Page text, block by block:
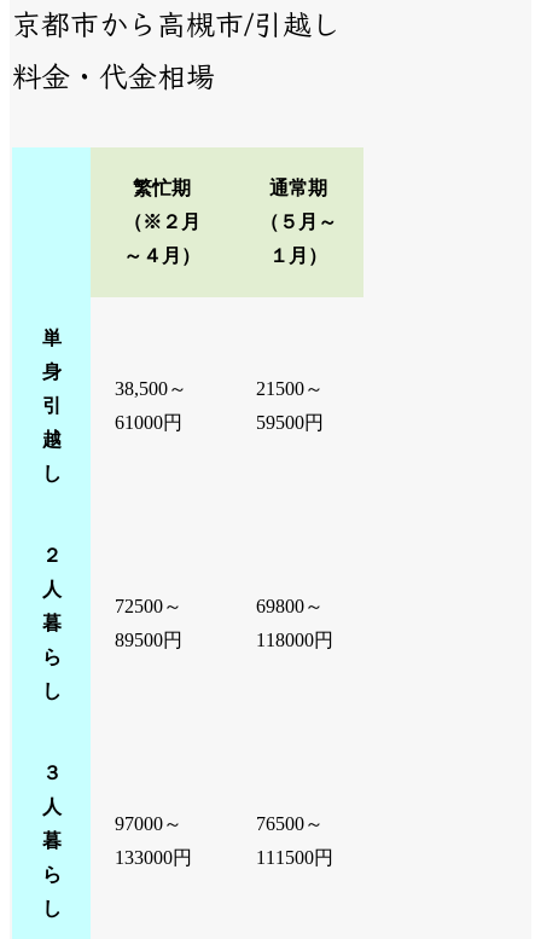
京都市から高槻市/引越し
料金・代金相場
繁忙期
（※２月
～４月）
通常期
（５月～
１月）
単
身
引
越
し
38,500～
61000円
21500～
59500円
２
人
暮
ら
し
72500～
89500円
69800～
118000円
３
人
暮
ら
し
97000～
133000円
76500～
111500円